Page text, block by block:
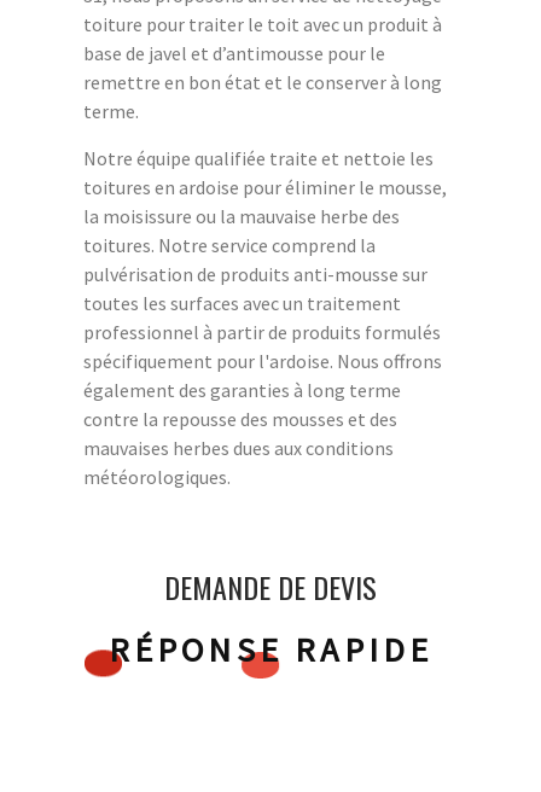
toiture pour traiter le toit avec un produit à
base de javel et d’antimousse pour le
remettre en bon état et le conserver à long
terme.
Notre équipe qualifiée traite et nettoie les
toitures en ardoise pour éliminer le mousse,
la moisissure ou la mauvaise herbe des
toitures. Notre service comprend la
pulvérisation de produits anti-mousse sur
toutes les surfaces avec un traitement
professionnel à partir de produits formulés
spécifiquement pour l'ardoise. Nous offrons
également des garanties à long terme
contre la repousse des mousses et des
mauvaises herbes dues aux conditions
météorologiques.
DEMANDE DE DEVIS
RÉPONSE RAPIDE